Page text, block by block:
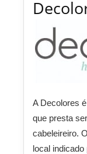
A Decolores
que presta
cabeleireiro.
local